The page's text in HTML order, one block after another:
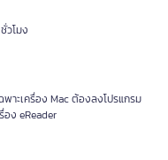
วโมง
าะเครื่อง Mac ต้องลงโปรแกรม
อง eReader